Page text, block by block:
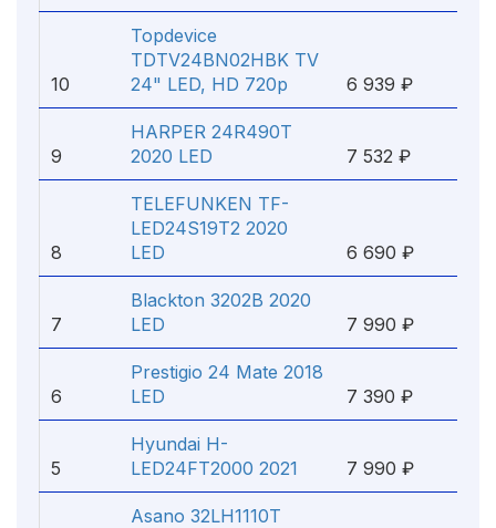
10
Topdevice
TDTV24BN02HBK TV
24" LED, HD 720p
6 939 ₽
9
HARPER 24R490T
2020 LED
7 532 ₽
8
TELEFUNKEN TF-
LED24S19T2 2020
LED
6 690 ₽
7
Blackton 3202B 2020
LED
7 990 ₽
6
Prestigio 24 Mate 2018
LED
7 390 ₽
5
Hyundai H-
LED24FT2000 2021
7 990 ₽
Asano 32LH1110T